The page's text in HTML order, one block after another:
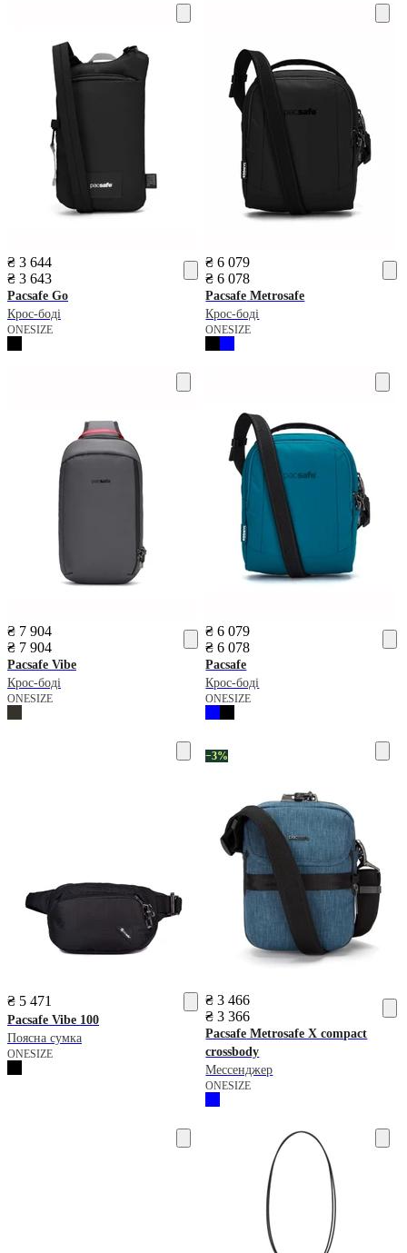
₴ 3 644
₴ 3 643
Pacsafe Go
Крос-боді
ONESIZE
₴ 6 079
₴ 6 078
Pacsafe Metrosafe
Крос-боді
ONESIZE
₴ 7 904
₴ 7 904
Pacsafe Vibe
Крос-боді
ONESIZE
₴ 6 079
₴ 6 078
Pacsafe
Крос-боді
ONESIZE
₴ 5 471
Pacsafe Vibe 100
Поясна сумка
ONESIZE
−3%
₴ 3 466
₴ 3 366
Pacsafe Metrosafe X compact
crossbody
Мессенджер
ONESIZE